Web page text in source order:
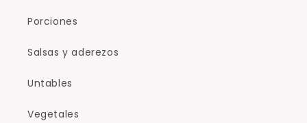
Porciones
Salsas y aderezos
Untables
Vegetales